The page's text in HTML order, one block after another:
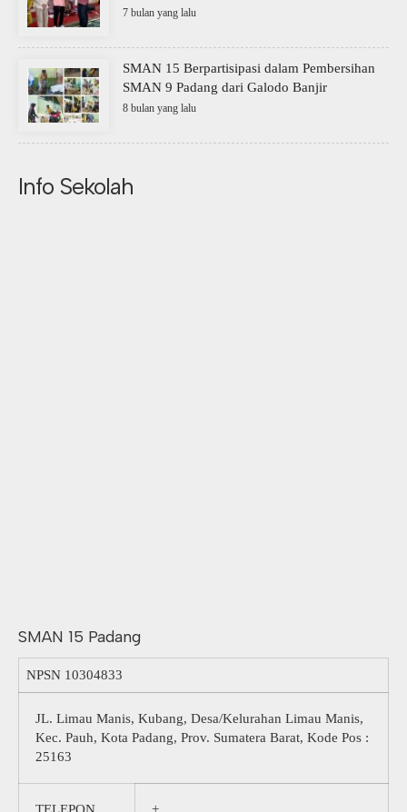
7 bulan yang lalu
SMAN 15 Berpartisipasi dalam Pembersihan
SMAN 9 Padang dari Galodo Banjir
8 bulan yang lalu
Info Sekolah
SMAN 15 Padang
NPSN 10304833
JL. Limau Manis, Kubang, Desa/Kelurahan Limau Manis,
Kec. Pauh, Kota Padang, Prov. Sumatera Barat, Kode Pos :
25163